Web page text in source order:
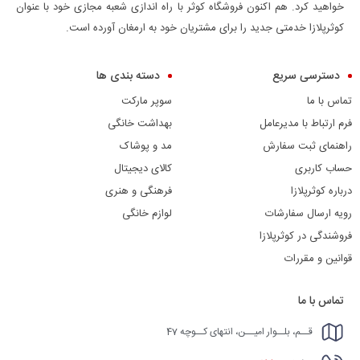
خواهید کرد. هم اکنون فروشگاه کوثر با راه اندازی شعبه مجازی خود با عنوان
کوثرپلازا خدمتی جدید را برای مشتریان خود به ارمغان آورده است.
دسترسی سریع
تماس با ما
فرم ارتباط با مدیرعامل
راهنمای ثبت سفارش
حساب کاربری
درباره کوثرپلازا
رویه ارسال سفارشات
فروشندگی در کوثرپلازا
قوانین و مقررات
دسته بندی ها
سوپر مارکت
بهداشت خانگی
مد و پوشاک
کالای دیجیتال
فرهنگی و هنری
لوازم خانگی
تماس با ما
قــم، بلــوار امیــن، انتهای کــوچه 47